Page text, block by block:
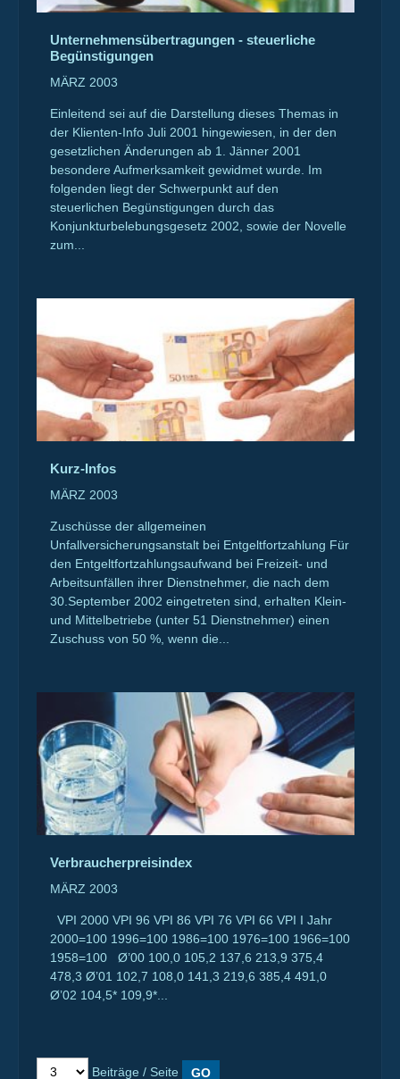
Unternehmensübertragungen - steuerliche
Begünstigungen
MÄRZ 2003
Einleitend sei auf die Darstellung dieses Themas in
der Klienten-Info Juli 2001 hingewiesen, in der den
gesetzlichen Änderungen ab 1. Jänner 2001
besondere Aufmerksamkeit gewidmet wurde. Im
folgenden liegt der Schwerpunkt auf den
steuerlichen Begünstigungen durch das
Konjunkturbelebungsgesetz 2002, sowie der Novelle
zum...
Kurz-Infos
MÄRZ 2003
Zuschüsse der allgemeinen
Unfallversicherungsanstalt bei Entgeltfortzahlung Für
den Entgeltfortzahlungsaufwand bei Freizeit- und
Arbeitsunfällen ihrer Dienstnehmer, die nach dem
30.September 2002 eingetreten sind, erhalten Klein-
und Mittelbetriebe (unter 51 Dienstnehmer) einen
Zuschuss von 50 %, wenn die...
Verbraucherpreisindex
MÄRZ 2003
VPI 2000 VPI 96 VPI 86 VPI 76 VPI 66 VPI I Jahr
2000=100 1996=100 1986=100 1976=100 1966=100
1958=100 Ø’00 100,0 105,2 137,6 213,9 375,4
478,3 Ø’01 102,7 108,0 141,3 219,6 385,4 491,0
Ø’02 104,5* 109,9*...
Beiträge / Seite